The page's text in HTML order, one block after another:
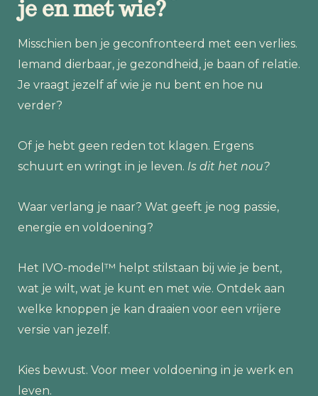
je en met wie?
Misschien ben je geconfronteerd met een verlies.
Iemand dierbaar, je gezondheid, je baan of relatie.
Je vraagt jezelf af wie je nu bent en hoe nu
verder?
Of je hebt geen reden tot klagen. Ergens
schuurt en wringt in je leven. Is dit het nou?
Waar verlang je naar? Wat geeft je nog passie,
energie en voldoening?
Het IVO-model™ helpt stilstaan bij wie je bent,
wat je wilt, wat je kunt en met wie. Ontdek aan
welke knoppen je kan draaien voor een vrijere
versie van jezelf.
Kies bewust. Voor meer voldoening in je werk en
leven.